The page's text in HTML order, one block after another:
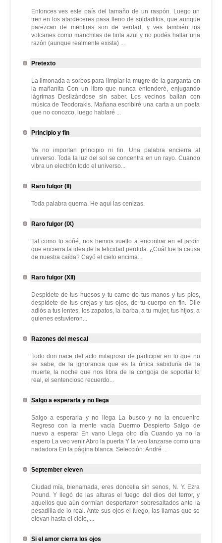
Entonces ves este país del tamaño de un raspón. Luego un
tren en los atardeceres pasa lleno de soldaditos, que aunque
parezcan de mentiras son de verdad, y ves también los
volcanes como manchitas de tinta azul y no podés hallar una
razón (aunque realmente exista) ...
Pretexto
La limonada a sorbos para limpiar la mugre de la garganta en
la mañanita Con un libro que nunca entenderé, enjugando
lágrimas Deslizándose sin saber. Los vecinos bailan con
música de Teodorakis. Mañana escribiré una carta a un poeta
que no conozco, luego hablaré ...
Principio y fin
Ya no importan principio ni fin. Una palabra encierra al
universo. Toda la luz del sol se concentra en un rayo. Cuando
vibra un electrón todo el universo...
Raro fulgor (II)
Toda palabra quema. He aquí las cenizas.
Raro fulgor (IX)
Tal como lo soñé, nos hemos vuelto a encontrar en el jardín
que encierra la idea de la felicidad perdida. ¿Cuál fue la causa
de nuestra caída? Cayó el cielo encima...
Raro fulgor (XII)
Despídete de tus huesos y tu carne de tus manos y tus pies,
despídete de tus orejas y tus ojos, de tu cuerpo en fin. Dile
adiós a tus lentes, los zapatos, la barba, a tu mujer, tus hijos, a
quienes estuvieron...
Razones del mescal
Todo don nace del acto milagroso de participar en lo que no
se sabe, de la ignorancia que es la única sabiduría de la
muerte, la noche que nos libra de la congoja de soportar lo
real, el sentencioso recuerdo...
Salgo a esperarla y no llega
Salgo a esperarla y no llega La busco y no la encuentro
Regreso con la mente vacía Duermo Despierto Salgo de
nuevo a esperar En vano Llega otro día Cuando ya no la
espero La veo venir Abro la puerta Y la veo lanzarse como una
nadadora En la página blanca. Selección: André ...
September eleven
Ciudad mía, bienamada, eres doncella sin senos, N. Y. Ezra
Pound. Y llegó de las alturas el fuego del dios del terror, y
aquellos que aún dormían despertaron sobresaltados ante la
pesadilla de lo real. Ante sus ojos el fuego, las llamas que se
elevan hasta el cielo, ...
Si el amor cierra los ojos